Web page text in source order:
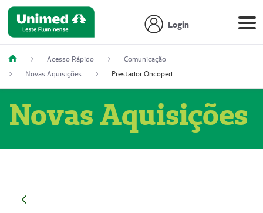
Login
Acesso Rápido
Comunicação
Novas Aquisições
Prestador Oncoped Serviços Médicos (51004335-0)
Novas Aquisições